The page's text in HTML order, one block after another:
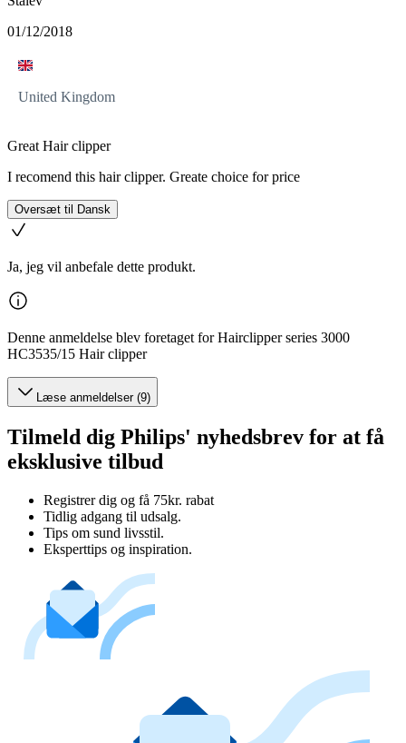
01/12/2018
United Kingdom
Great Hair clipper
I recomend this hair clipper. Greate choice for price
Oversæt til Dansk
Ja, jeg vil anbefale dette produkt.
Denne anmeldelse blev foretaget for Hairclipper series 3000
HC3535/15 Hair clipper
Læse anmeldelser (9)
Tilmeld dig Philips' nyhedsbrev for at få
eksklusive tilbud
Registrer dig og få 75kr. rabat
Tidlig adgang til udsalg.
Tips om sund livsstil.
Eksperttips og inspiration.